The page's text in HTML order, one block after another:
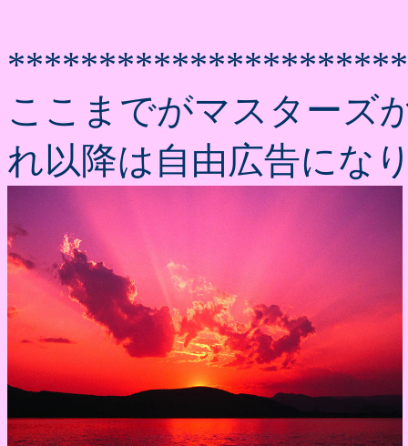
ここまでがマスター
れ以降は自由広告にな